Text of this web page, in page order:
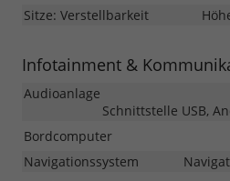
Sitze: Verstellbarkeit
Infotainment &
Audioanlage
Schnittstelle USB,
Bordcomputer
Navigationssystem